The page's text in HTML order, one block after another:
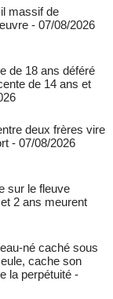
massif de
- 07/08/2026
de 18 ans déféré
de 14 ans et
deux frères vire
- 07/08/2026
sur le fleuve
2 ans meurent
né caché sous
cache son
la perpétuité -